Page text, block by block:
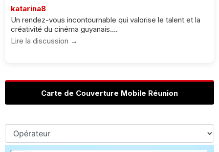
katarina8
Un rendez-vous incontournable qui valorise le talent et la
créativité du cinéma guyanais....
Lire la discussion →
Carte de Couverture Mobile Réunion